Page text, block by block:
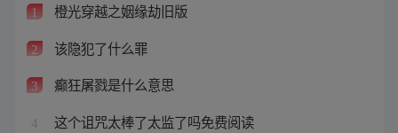
1 橙光穿越之姻缘劫旧版
2 该隐犯了什么罪
3 癫狂屠戮是什么意思
4 这个诅咒太棒了太监了吗免费阅读